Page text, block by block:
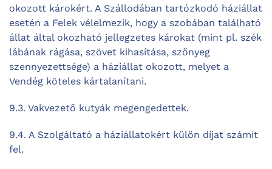
okozott károkért. A Szállodában tartózkodó háziállat
esetén a Felek vélelmezik, hogy a szobában található
állat által okozható jellegzetes károkat (mint pl. szék
lábának rágása, szövet kihasítása, szőnyeg
szennyezettsége) a háziállat okozott, melyet a
Vendég köteles kártalanítani.
9.3. Vakvezető kutyák megengedettek.
9.4. A Szolgáltató a háziállatokért külön díjat számít
fel.